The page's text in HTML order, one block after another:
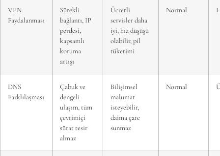
VPN
Faydalanması
Sürekli
bağlantı, IP
perdesi,
kapsamlı
koruma
artışı
Ücretli
servisler daha
iyi, hız düşüşü
olabilir, pil
tüketimi
Normal
DNS
Farklılaşması
Çabuk ve
dengeli
ulaşım, tüm
çevrimiçi
sürat tesir
almaz
Bilişimsel
malumat
isteyebilir,
daima çare
sunmaz
Normal